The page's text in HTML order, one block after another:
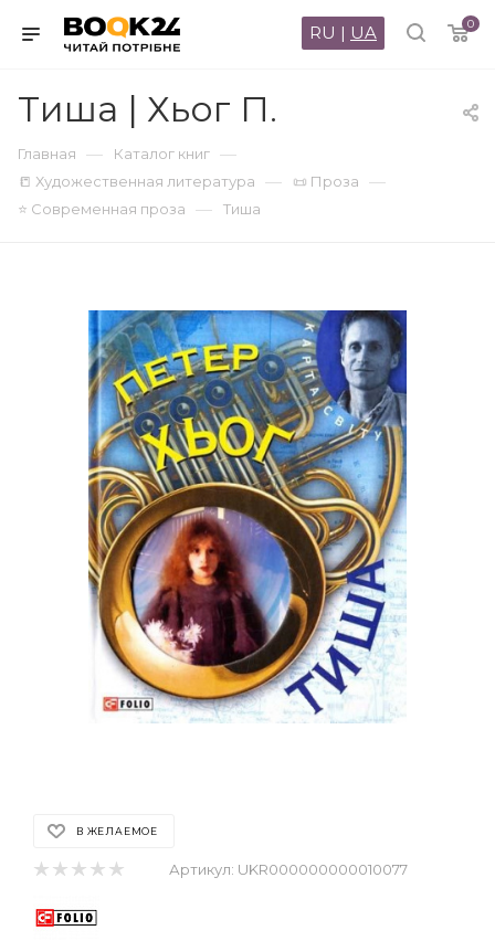
0
RU | UA
Тиша | Хьог П.
Главная — Каталог книг —
📒 Художественная литература — 📜 Проза —
⭐ Современная проза — Тиша
В ЖЕЛАЕМОЕ
Артикул: UKR000000000010077